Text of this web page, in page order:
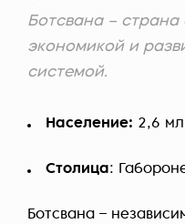
Ботсвана – страна
экономикой и
системой.
Население: 2,6
Столица:
Ботсвана –